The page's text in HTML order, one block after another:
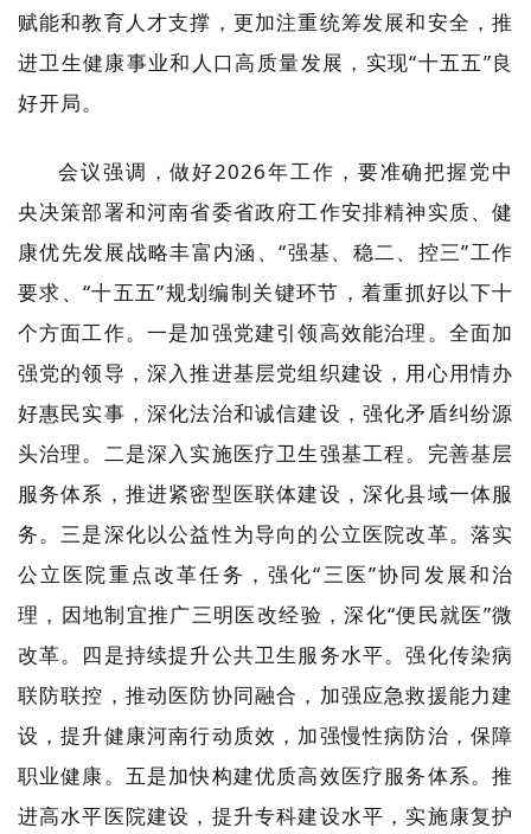
赋能和教育人才支撑，更加注重统筹发展和安全，推
进卫生健康事业和人口高质量发展，实现“十五五”良
好开局。
会议强调，做好2026年工作，要准确把握党中
央决策部署和河南省委省政府工作安排精神实质、健
康优先发展战略丰富内涵、“强基、稳二、控三”工作
要求、“十五五”规划编制关键环节，着重抓好以下十
个方面工作。一是加强党建引领高效能治理。全面加
强党的领导，深入推进基层党组织建设，用心用情办
好惠民实事，深化法治和诚信建设，强化矛盾纠纷源
头治理。二是深入实施医疗卫生强基工程。完善基层
服务体系，推进紧密型医联体建设，深化县域一体服
务。三是深化以公益性为导向的公立医院改革。落实
公立医院重点改革任务，强化“三医”协同发展和治
理，因地制宜推广三明医改经验，深化“便民就医”微
改革。四是持续提升公共卫生服务水平。强化传染病
联防联控，推动医防协同融合，加强应急救援能力建
设，提升健康河南行动质效，加强慢性病防治，保障
职业健康。五是加快构建优质高效医疗服务体系。推
进高水平医院建设，提升专科建设水平，实施康复护